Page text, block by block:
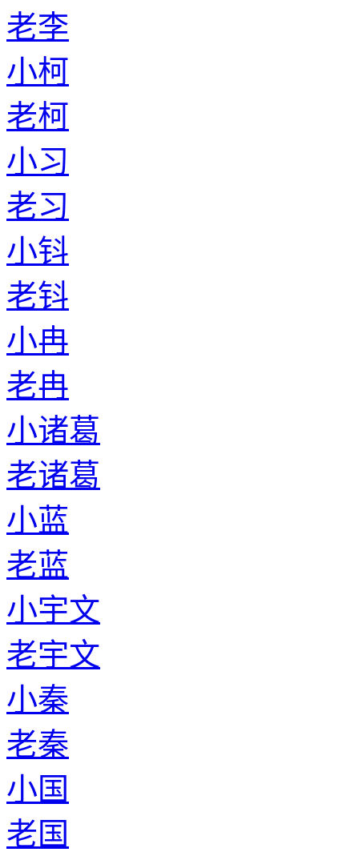
老李
小柯
老柯
小习
老习
小钭
老钭
小冉
老冉
小诸葛
老诸葛
小蓝
老蓝
小宇文
老宇文
小秦
老秦
小国
老国